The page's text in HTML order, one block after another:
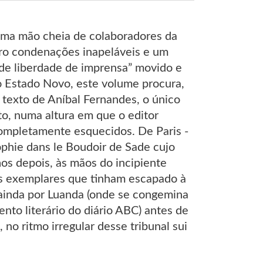
mão cheia de colaboradores da
condenações inapeláveis e um
liberdade de imprensa” movido e
Novo, este volume procura,
de Aníbal Fernandes, o único
numa altura em que o editor
esquecidos. De Paris -
dans le Boudoir de Sade cujo
depois, às mãos do incipiente
que tinham escapado à
por Luanda (onde se congemina
literário do diário ABC) antes de
ritmo irregular desse tribunal sui